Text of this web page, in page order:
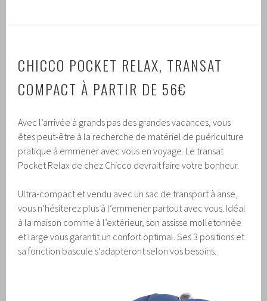
CHICCO POCKET RELAX, TRANSAT
COMPACT À PARTIR DE 56€
Avec l’arrivée à grands pas des grandes vacances, vous
êtes peut-être à la recherche de matériel de puériculture
pratique à emmener avec vous en voyage. Le transat
Pocket Relax de chez Chicco devrait faire votre bonheur.
Ultra-compact et vendu avec un sac de transport à anse,
vous n’hésiterez plus à l’emmener partout avec vous. Idéal
à la maison comme à l’extérieur, son assisse molletonnée
et large vous garantit un confort optimal. Ses 3 positions et
sa fonction bascule s’adapteront selon vos besoins.